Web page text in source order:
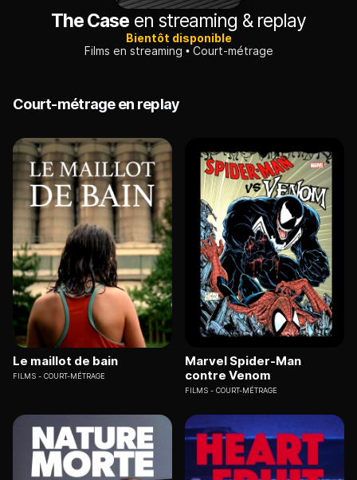
The Case en streaming & replay
Bientôt disponible
Films en streaming
Court-métrage
Court-métrage en replay
Le maillot de bain
FILMS COURT-MÉTRAGE
Marvel Spider-Man
contre Venom
FILMS COURT-MÉTRAGE